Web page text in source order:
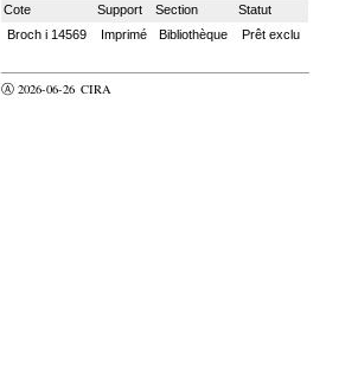
Cote
Support Section
Statut
Broch i 14569
Imprimé Bibliothèque Prêt exclu
Ⓐ 2026-06-26 CIRA